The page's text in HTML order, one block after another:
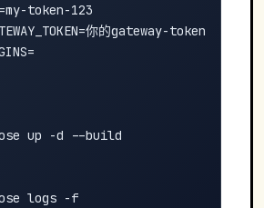
token-123
你的gateway-token
up -d --build